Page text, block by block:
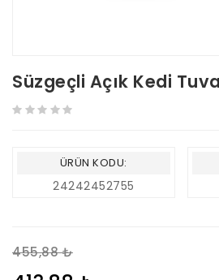
Süzgeçli Açık Kedi
ÜRÜN KODU:
24242452755
455,88 ₺